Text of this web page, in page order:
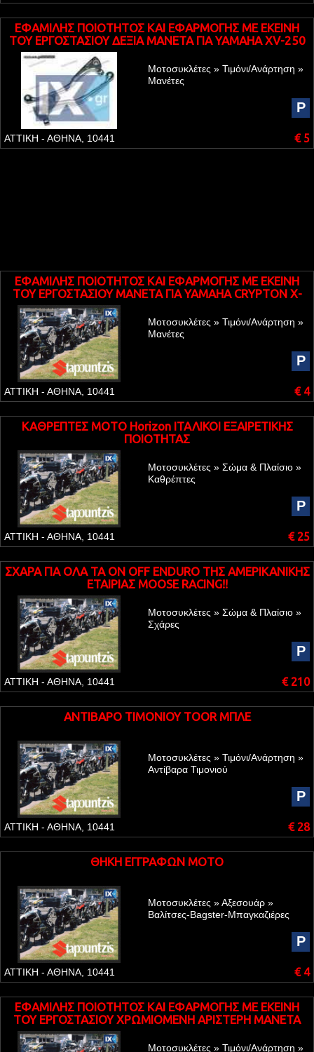
ΕΦΑΜΙΛΗΣ ΠΟΙΟΤΗΤΟΣ ΚΑΙ ΕΦΑΡΜΟΓΗΣ ME EKEINH
TOY ΕΡΓΟΣΤΑΣΙΟΥ ΔΕΞΙΑ ΜΑΝΕΤΑ ΓΙΑ YAMAHA XV-250
Μοτοσυκλέτες » Τιμόνι/Ανάρτηση »
Μανέτες
P
ΑΤΤΙΚΗ - ΑΘΗΝΑ, 10441 € 5
ΕΦΑΜΙΛΗΣ ΠΟΙΟΤΗΤΟΣ ΚΑΙ ΕΦΑΡΜΟΓΗΣ ME EKEINH
TOY ΕΡΓΟΣΤΑΣΙΟΥ ΜΑΝΕΤΑ ΓΙΑ YAMAHA CRYPTON X-
Μοτοσυκλέτες » Τιμόνι/Ανάρτηση »
Μανέτες
P
ΑΤΤΙΚΗ - ΑΘΗΝΑ, 10441 € 4
ΚΑΘΡΕΠΤΕΣ MOTO Horizon ΙΤΑΛΙΚΟΙ ΕΞΑΙΡΕΤΙΚΗΣ
ΠΟΙΟΤΗΤΑΣ
Μοτοσυκλέτες » Σώμα & Πλαίσιο »
Καθρέπτες
P
ΑΤΤΙΚΗ - ΑΘΗΝΑ, 10441 € 25
ΣΧΑΡΑ ΓΙΑ ΟΛΑ ΤΑ ON OFF ENDURO ΤΗΣ ΑΜΕΡΙΚΑΝΙΚΗΣ
ΕΤΑΙΡΙΑΣ MOOSE RACING!!
Μοτοσυκλέτες » Σώμα & Πλαίσιο »
Σχάρες
P
ΑΤΤΙΚΗ - ΑΘΗΝΑ, 10441 € 210
ΑΝΤΙΒΑΡΟ ΤΙΜΟΝΙΟΥ TOOR ΜΠΛΕ
Μοτοσυκλέτες » Τιμόνι/Ανάρτηση »
Αντίβαρα Τιμονιού
P
ΑΤΤΙΚΗ - ΑΘΗΝΑ, 10441 € 28
ΘΗΚΗ ΕΓΓΡΑΦΩΝ MOTO
Μοτοσυκλέτες » Αξεσουάρ »
Βαλίτσες-Bagster-Μπαγκαζιέρες
P
ΑΤΤΙΚΗ - ΑΘΗΝΑ, 10441 € 4
ΕΦΑΜΙΛΗΣ ΠΟΙΟΤΗΤΟΣ ΚΑΙ ΕΦΑΡΜΟΓΗΣ ME EKEINH
TOY ΕΡΓΟΣΤΑΣΙΟΥ ΧΡΩΜΙΟΜΕΝΗ ΑΡΙΣΤΕΡΗ ΜΑΝΕΤΑ
ΓΙΑ YAMAHA FZR
Μοτοσυκλέτες » Τιμόνι/Ανάρτηση »